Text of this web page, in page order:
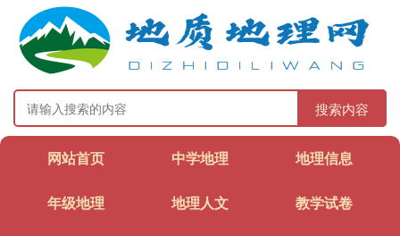
搜索内容
网站首页 中学地理 地理信息
年级地理 地理人文 教学试卷